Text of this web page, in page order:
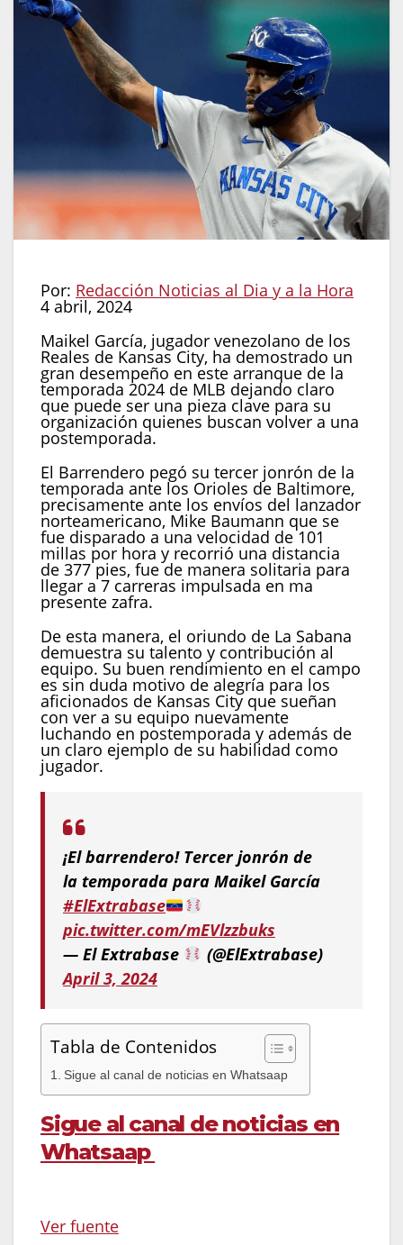
Por: Redacción Noticias al Dia y a la Hora
4 abril, 2024
Maikel García, jugador venezolano de los
Reales de Kansas City, ha demostrado un
gran desempeño en este arranque de la
temporada 2024 de MLB dejando claro
que puede ser una pieza clave para su
organización quienes buscan volver a una
postemporada.
El Barrendero pegó su tercer jonrón de la
temporada ante los Orioles de Baltimore,
precisamente ante los envíos del lanzador
norteamericano, Mike Baumann que se
fue disparado a una velocidad de 101
millas por hora y recorrió una distancia
de 377 pies, fue de manera solitaria para
llegar a 7 carreras impulsada en ma
presente zafra.
De esta manera, el oriundo de La Sabana
demuestra su talento y contribución al
equipo. Su buen rendimiento en el campo
es sin duda motivo de alegría para los
aficionados de Kansas City que sueñan
con ver a su equipo nuevamente
luchando en postemporada y además de
un claro ejemplo de su habilidad como
jugador.
¡El barrendero! Tercer jonrón de
la temporada para Maikel García
#ElExtrabase
pic.twitter.com/mEVlzzbuks
— El Extrabase
(@ElExtrabase)
April 3, 2024
Tabla de Contenidos
Sigue al canal de noticias en Whatsaap
Sigue al canal de noticias en
Whatsaap
Ver fuente